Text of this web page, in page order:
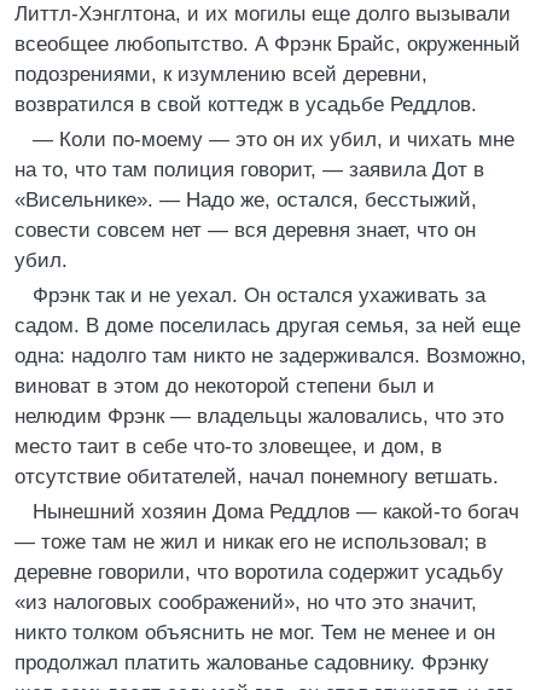
Литтл-Хэнглтона, и их могилы еще долго вызывали
всеобщее любопытство. А Фрэнк Брайс, окруженный
подозрениями, к изумлению всей деревни,
возвратился в свой коттедж в усадьбе Реддлов.
— Коли по-моему — это он их убил, и чихать мне
на то, что там полиция говорит, — заявила Дот в
«Висельнике». — Надо же, остался, бесстыжий,
совести совсем нет — вся деревня знает, что он
убил.
Фрэнк так и не уехал. Он остался ухаживать за
садом. В доме поселилась другая семья, за ней еще
одна: надолго там никто не задерживался. Возможно,
виноват в этом до некоторой степени был и
нелюдим Фрэнк — владельцы жаловались, что это
место таит в себе что-то зловещее, и дом, в
отсутствие обитателей, начал понемногу ветшать.
Нынешний хозяин Дома Реддлов — какой-то богач
— тоже там не жил и никак его не использовал; в
деревне говорили, что воротила содержит усадьбу
«из налоговых соображений», но что это значит,
никто толком объяснить не мог. Тем не менее и он
продолжал платить жалованье садовнику. Фрэнку